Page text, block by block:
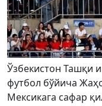
Ўзбекистон Ташқи
футбол бўйича
Мексикага сафар